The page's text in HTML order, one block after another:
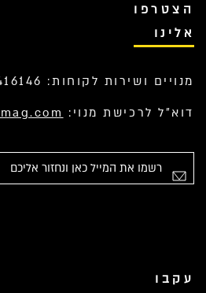
הצטרפו
אלינו
מנויים ושירות לקוחות: 058-5416146
דוא”ל לרכישת מנוי:
אימייל
עקבו